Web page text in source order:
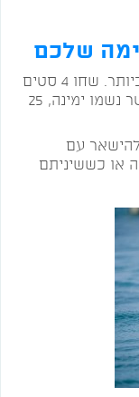
קבעו את הטמפו טריינר לטמפו הנוח ביותר. שחו 4 סטים
של (3 X 25) בכל סט, עשו סבב: 25 מטר נשמו ימינה, 25
עם
או כששיניתם